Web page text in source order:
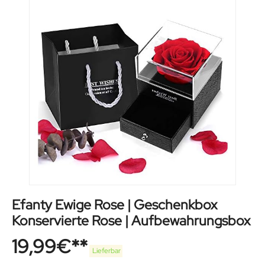
Efanty Ewige Rose | Geschenkbox
Konservierte Rose | Aufbewahrungsbox
19,99€ Lieferbar